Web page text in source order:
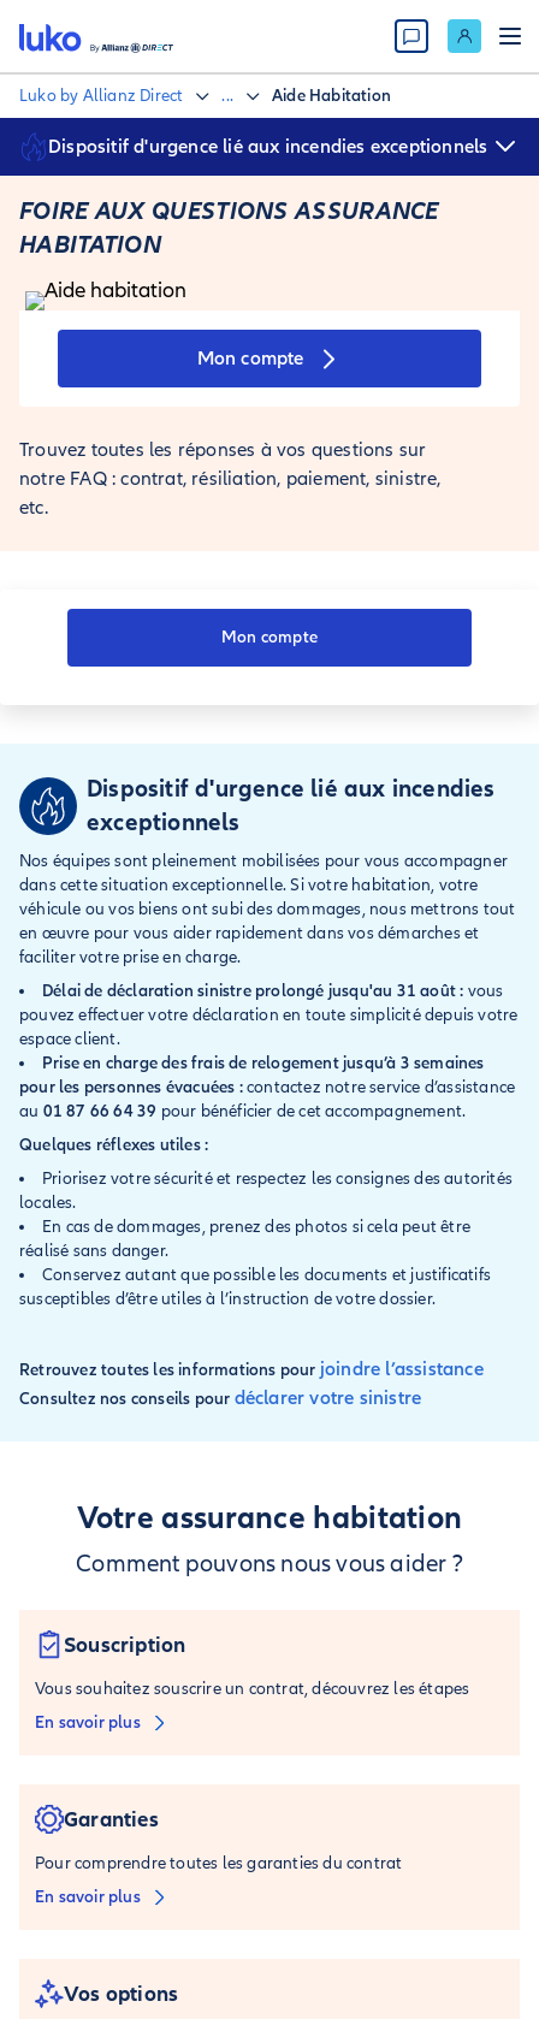
Luko by Allianz Direct ... Aide Habitation
Dispositif d'urgence lié aux incendies exceptionnels
Les équipes de Luko by Allianz Direct se mobilisent pour vous
Si votre habitation, votre véhicule ou vos biens ont subi des
dommages, vous pouvez
espace client et
contacter l'assistance
d'urgence.
Déclarer un sinistre
FOIRE AUX QUESTIONS ASSURANCE
HABITATION
Trouvez toutes les réponses à vos questions sur
notre FAQ : contrat, résiliation, paiement, sinistre,
etc.
Mon compte
Mon compte
Dispositif d'urgence lié aux incendies
exceptionnels
Nos équipes sont pleinement mobilisées pour vous accompagner
dans cette situation exceptionnelle. Si votre habitation, votre
véhicule ou vos biens ont subi des dommages, nous mettrons tout
en œuvre pour vous aider rapidement dans vos démarches et
faciliter votre prise en charge.
Délai de déclaration sinistre prolongé jusqu'au 31 août: vous
pouvez effectuer votre déclaration en toute simplicité depuis votre
espace client.
Prise en charge des frais de relogement jusqu’à 3 semaines
pour les personnes évacuées :contactez notre service d’assistance
au 01 87 66 64 39 pour bénéficier de cet accompagnement.
Quelques réflexes utiles :
Priorisez votre sécurité et respectez les consignes des autorités
locales.
En cas de dommages, prenez des photos si cela peut être
réalisé sans danger.
Conservez autant que possible les documents et justificatifs
susceptibles d’être utiles à l’instruction de votre dossier.
Retrouvez toutes les informations pour joindre l’assistance
Consultez nos conseils pour déclarer votre sinistre
Votre assurance habitation
Comment pouvons nous vous aider ?
Souscription
Vous souhaitez souscrire un contrat, découvrez les étapes
En savoir plus
Garanties
Pour comprendre toutes les garanties du contrat
En savoir plus
Vos options